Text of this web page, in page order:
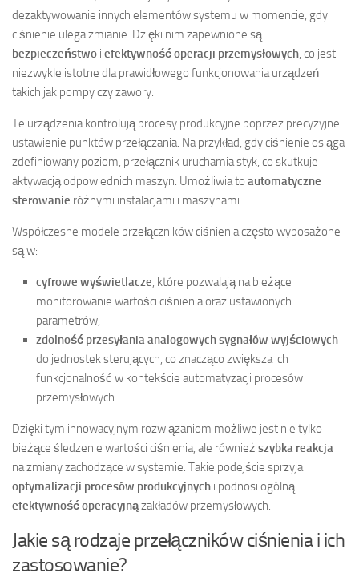
dezaktywowanie innych elementów systemu w momencie, gdy
ciśnienie ulega zmianie. Dzięki nim zapewnione są
bezpieczeństwo i efektywność operacji przemysłowych, co jest
niezwykle istotne dla prawidłowego funkcjonowania urządzeń
takich jak pompy czy zawory.
Te urządzenia kontrolują procesy produkcyjne poprzez precyzyjne
ustawienie punktów przełączania. Na przykład, gdy ciśnienie osiąga
zdefiniowany poziom, przełącznik uruchamia styk, co skutkuje
aktywacją odpowiednich maszyn. Umożliwia to automatyczne
sterowanie różnymi instalacjami i maszynami.
Współczesne modele przełączników ciśnienia często wyposażone
są w:
cyfrowe wyświetlacze, które pozwalają na bieżące
monitorowanie wartości ciśnienia oraz ustawionych
parametrów,
zdolność przesyłania analogowych sygnałów wyjściowych
do jednostek sterujących, co znacząco zwiększa ich
funkcjonalność w kontekście automatyzacji procesów
przemysłowych.
Dzięki tym innowacyjnym rozwiązaniom możliwe jest nie tylko
bieżące śledzenie wartości ciśnienia, ale również szybka reakcja
na zmiany zachodzące w systemie. Takie podejście sprzyja
optymalizacji procesów produkcyjnych i podnosi ogólną
efektywność operacyjnązakładów przemysłowych.
Jakie są rodzaje przełączników ciśnienia i ich
zastosowanie?